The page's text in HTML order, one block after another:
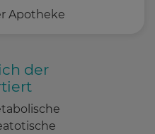
Apotheke
der